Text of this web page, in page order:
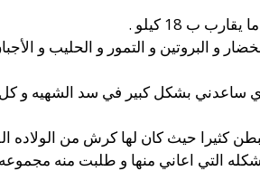
و البروتين و التمور و الحليب و
ساعدني بشكل كبير في سد الشهيه و
كثيرا حيث كان لها كرش من الولاده
التي اعاني منها و طلبت منه